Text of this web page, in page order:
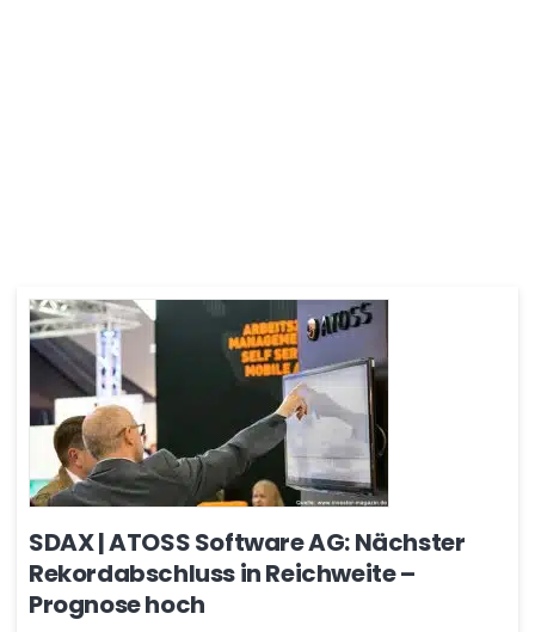
SDAX | ATOSS Software AG: Nächster
Rekordabschluss in Reichweite –
Prognose hoch